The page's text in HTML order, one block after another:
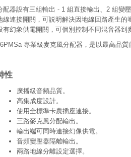
配器設有三組輸出 - 1 組直接輸出、2 組變
線連接開關，可説明解決因地線回路產生
有幻象供電開關，可個別控制不同混音器到
專業級麥克風分配器，是以最高品
性
廣播級音頻品質。
高集成度設計。
使用全標準卡農插座連接。
三路麥克風分配輸出。
輸出端可同時連接幻像供電。
音頻變壓器隔離輸出。
兩路地線分離設定選擇。